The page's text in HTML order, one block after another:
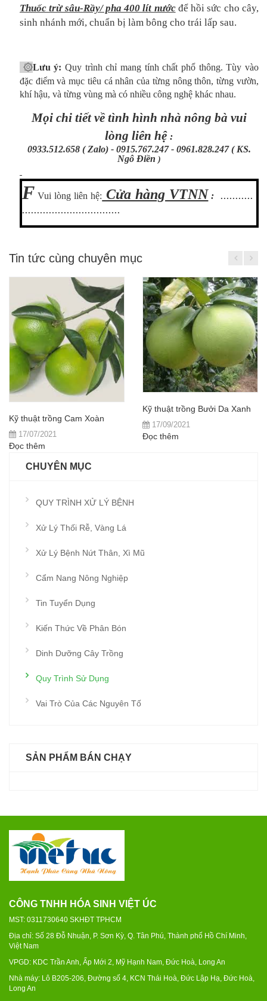
Thuốc trừ sâu-Rầy/ pha 400 lít nước để hồi sức cho cây,
sinh nhánh mới, chuẩn bị làm bông cho trái lấp sau.
۞Lưu ý: Quy trình chỉ mang tính chất phổ thông. Tùy vào
đặc điểm và mục tiêu cá nhân của từng nông thôn, từng vườn,
khí hậu, và từng vùng mà có nhiều công nghệ khác nhau.
Mọi chi tiết về tình hình nhà nông bà vui
lòng liên hệ:
0933.512.658 ( Zalo) - 0915.767.247 - 0961.828.247 ( KS.
Ngô Điền )
F Vui lòng liên hệ: Cửa hàng VTNN : ...........
.................................
Tin tức cùng chuyên mục
Kỹ thuật trồng Cam Xoàn
17/07/2021
Đọc thêm
Kỹ thuật trồng Bưởi Da Xanh
17/09/2021
Đọc thêm
CHUYÊN MỤC
QUY TRÌNH XỬ LÝ BỆNH
Xử Lý Thối Rễ, Vàng Lá
Xử Lý Bệnh Nứt Thân, Xì Mũ
Cẩm Nang Nông Nghiệp
Tin Tuyển Dụng
Kiến Thức Về Phân Bón
Dinh Dưỡng Cây Trồng
Quy Trình Sử Dụng
Vai Trò Của Các Nguyên Tố
SẢN PHẨM BÁN CHẠY
CÔNG TNHH HÓA SINH VIỆT ÚC
MST: 0311730640 SKHĐT TPHCM
Địa chỉ: Số 28 Đỗ Nhuận, P. Sơn Kỳ, Q. Tân Phú, Thành phố Hồ Chí Minh,
Việt Nam
VPGD: KDC Trần Anh, Ấp Mới 2, Mỹ Hạnh Nam, Đức Hoà, Long An
Nhà máy: Lô B205-206, Đường số 4, KCN Thái Hoà, Đức Lập Hạ, Đức Hoà,
Long An